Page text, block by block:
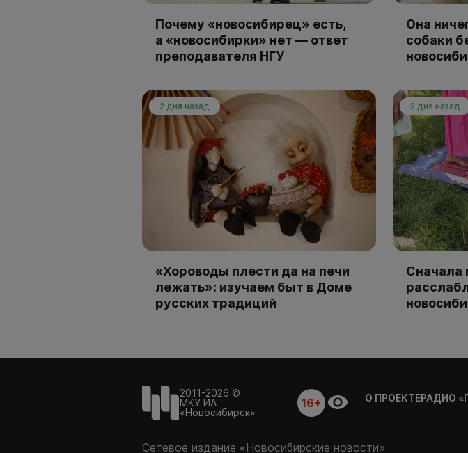
Почему «новосибирец» есть,
а «новосибирки» нет — ответ
преподавателя НГУ
Она
собаки
2 дня назад
«Хороводы плести да на печи
лежать»: изучаем быт в Доме
русских традиций
2 дня назад
Сначала
2011-2026 ©
МКУ ИА
«Новосибирск»
16+ О ПРОЕКТЕРАДИО
Сетевое издание «Новосибирские новости»